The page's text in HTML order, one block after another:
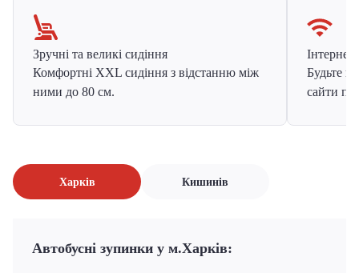
Зручні та великі сидіння
Комфортні XXL сидіння з відстанню між
ними до 80 см.
Інтернет
Будьте
сайти
Харків Кишинів
Автобусні зупинки у м.Харків: